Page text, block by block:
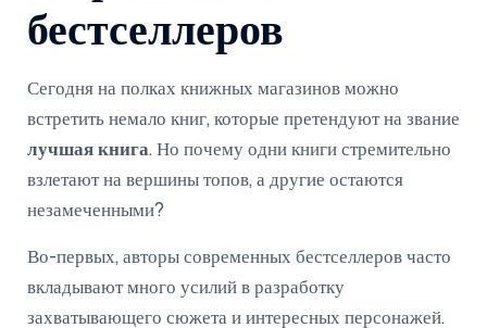
бестселлеров
Сегодня на полках книжных магазинов можно
встретить немало книг, которые претендуют на звание
лучшая книга. Но почему одни книги стремительно
взлетают на вершины топов, а другие остаются
незамеченными?
Во-первых, авторы современных бестселлеров часто
вкладывают много усилий в разработку
захватывающего сюжета и интересных персонажей.